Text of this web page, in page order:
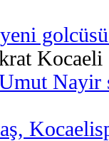
Kocaeli
Nayir